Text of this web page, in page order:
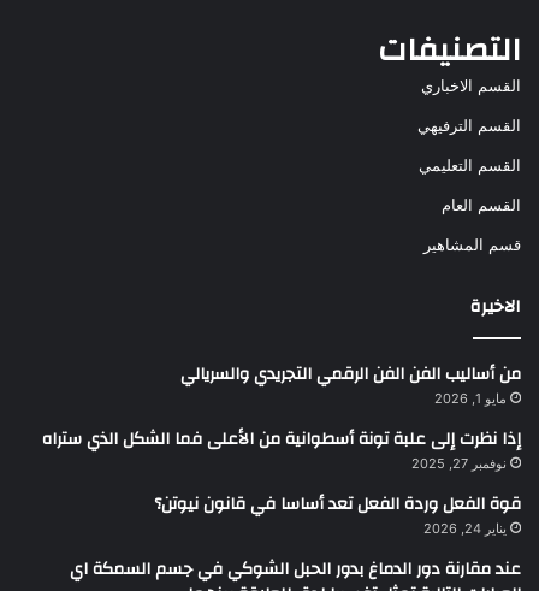
التصنيفات
القسم الاخباري
القسم الترفيهي
القسم التعليمي
القسم العام
قسم المشاهير
الاخيرة
من أساليب الفن الفن الرقمي التجريدي والسريالي
مايو 1, 2026
إذا نظرت إلى علبة تونة أسطوانية من الأعلى فما الشكل الذي ستراه
نوفمبر 27, 2025
قوة الفعل وردة الفعل تعد أساسا في قانون نيوتن؟
يناير 24, 2026
عند مقارنة دور الدماغ بدور الحبل الشوكي في جسم السمكة اي